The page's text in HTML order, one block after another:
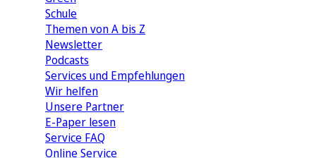
Schule
Themen von A bis Z
Newsletter
Podcasts
Services und Empfehlungen
Wir helfen
Unsere Partner
E-Paper lesen
Service FAQ
Online Service